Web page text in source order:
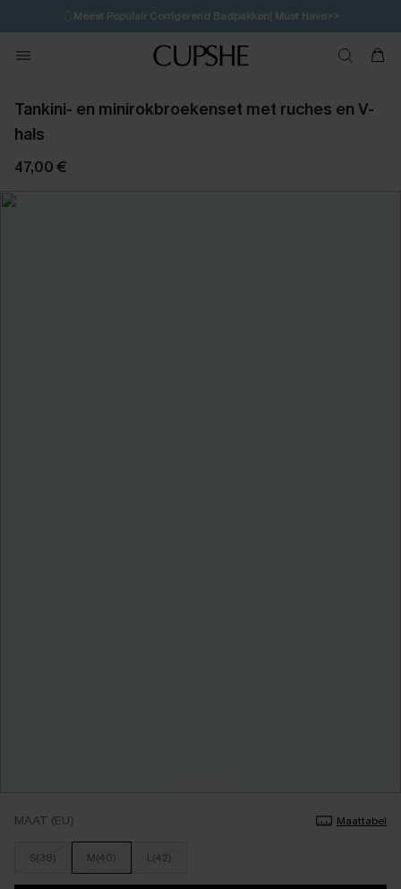
🩱Meest Populair Corrigerend Badpakken| Must Have>>
💌Abonneer je & ontvang tot 15% korting>>
Koop 3, krijg 15% korting | CODE: SW15
Tankini- en minirokbroekenset met ruches en V-
hals
47,00 €
MAAT (EU) Maattabel
S(38) M(40) L(42)